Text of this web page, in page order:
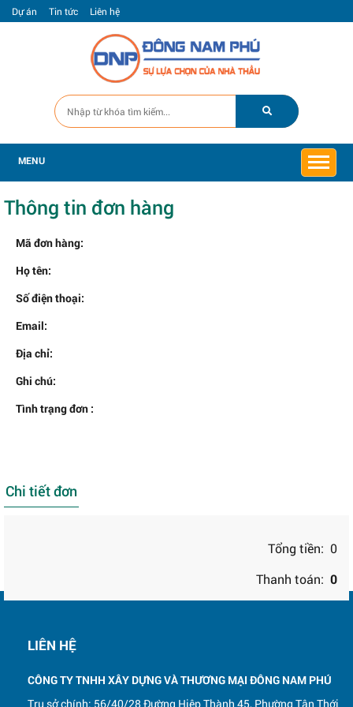
Dự án Tin tức Liên hệ
MENU
Thông tin đơn hàng
Mã đơn hàng:
Họ tên:
Số điện thoại:
Email:
Địa chỉ:
Ghi chú:
Tình trạng đơn :
Chi tiết đơn
Tổng tiền: 0
Thanh toán: 0
LIÊN HỆ
CÔNG TY TNHH XÂY DỰNG VÀ THƯƠNG MẠI ĐÔNG NAM PHÚ
Trụ sở chính: 56/40/28 Đường Hiệp Thành 45, Phường Tân Thới